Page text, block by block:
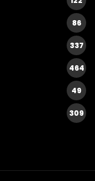
86
337
464
49
309